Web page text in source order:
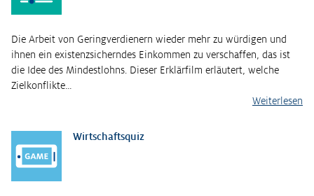
Die Arbeit von Geringverdienern wieder mehr zu würdigen und
ihnen ein existenzsicherndes Einkommen zu verschaffen, das ist
die Idee des Mindestlohns. Dieser Erklärfilm erläutert, welche
Zielkonflikte…
Weiterlesen
Wirtschaftsquiz